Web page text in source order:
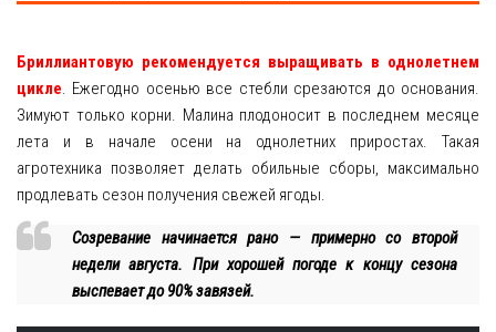
Бриллиантовую рекомендуется выращивать в однолетнем
цикле . Ежегодно осенью все стебли срезаются до основания.
Зимуют только корни. Малина плодоносит в последнем месяце
лета и в начале осени на однолетних приростах. Такая
агротехника позволяет делать обильные сборы, максимально
продлевать сезон получения свежей ягоды.
Созревание начинается рано — примерно со второй
недели августа. При хорошей погоде к концу сезона
выспевает до 90% завязей.